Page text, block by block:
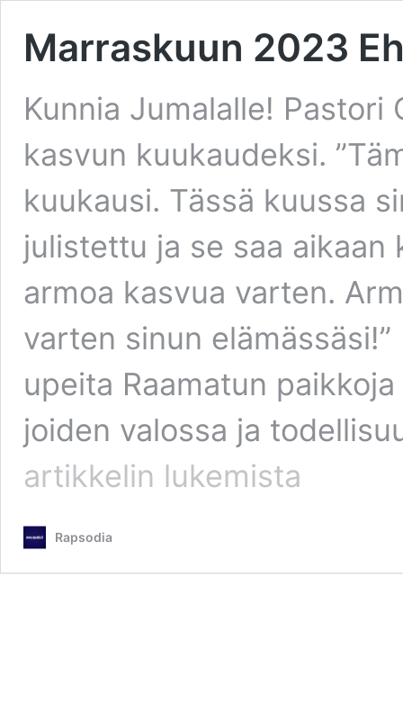
Marraskuun 2023
Kunnia Jumalalle!
kasvun kuukaudeksi.
kuukausi. Tässä kuussa
julistettu ja se saa aikaan
armoa kasvua varten.
varten sinun
upeita Raamatun
joiden valossa ja
artikkelin
Marraskuun
2023
lukemista
Rapsodia